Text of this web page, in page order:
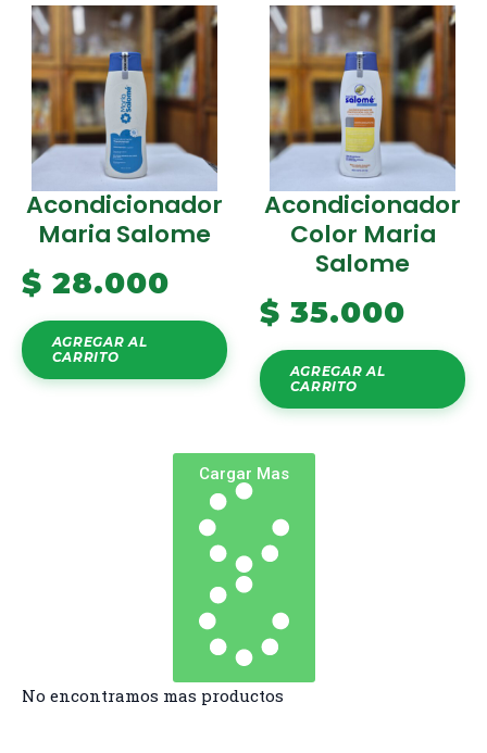
Acondicionador
Maria Salome
$ 28.000
AGREGAR AL
CARRITO
Acondicionador
Color Maria
Salome
$ 35.000
AGREGAR AL
CARRITO
Cargar Mas
No encontramos mas productos